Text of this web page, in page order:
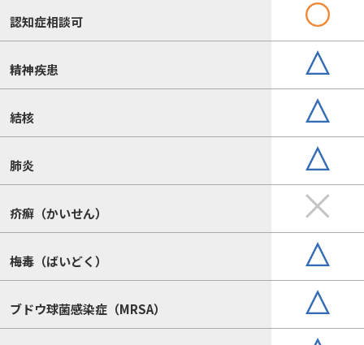
認知症相談可
精神疾患
結核
肺炎
疥癬（かいせん）
梅毒（ばいどく）
ブドウ球菌感染症（MRSA）